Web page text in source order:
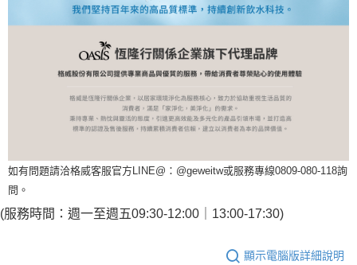
如有問題請洽格威客服官方LINE@：@geweitw或服務專線0809-080-118詢
問。
(服務時間：週一至週五09:30-12:00｜13:00-17:30)
顯示電腦版詳細說明